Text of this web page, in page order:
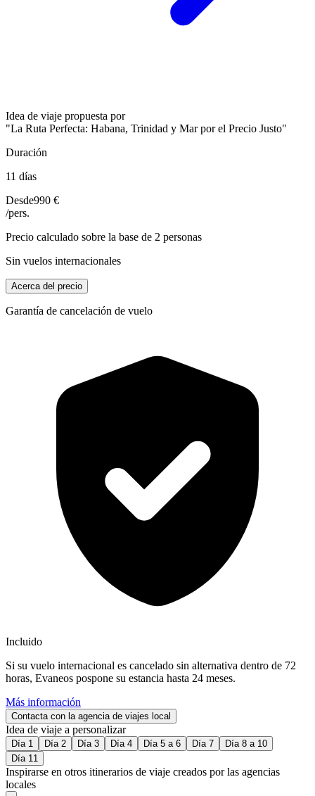
Idea de viaje propuesta por
"La Ruta Perfecta: Habana, Trinidad y Mar por el Precio Justo"
Duración
11 días
Desde990 €
/pers.
Precio calculado sobre la base de 2 personas
Sin vuelos internacionales
Acerca del precio
Garantía de cancelación de vuelo
Incluido
Si su vuelo internacional es cancelado sin alternativa dentro de 72
horas, Evaneos pospone su estancia hasta 24 meses.
Más información
Contacta con la agencia de viajes local
Idea de viaje a personalizar
Día 1 Día 2 Día 3 Día 4 Día 5 a 6 Día 7
Día 8 a 10
Día 11
Inspirarse en otros itinerarios de viaje creados por las agencias
locales